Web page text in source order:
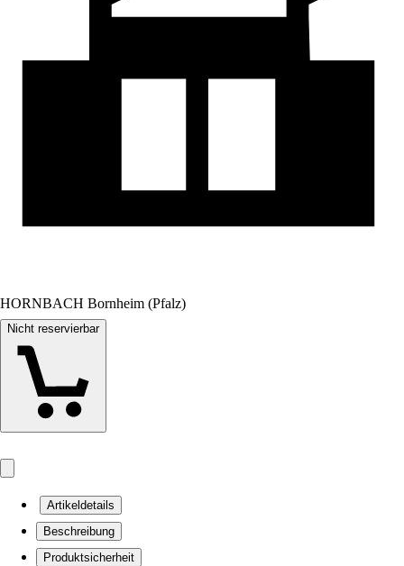
HORNBACH Bornheim (Pfalz)
Nicht reservierbar
Artikeldetails
Beschreibung
Produktsicherheit